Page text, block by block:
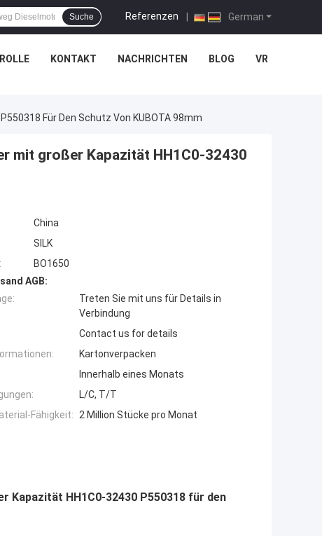
German
Referenzen |
Suche
KONTAKT NACHRICHTEN BLOG VR
Für Den Schutz Von KUBOTA 98mm
mit großer Kapazität HH1C0-32430
China
SILK
BO1650
AGB:
Treten Sie mit uns für Details in
Verbindung
Contact us for details
Kartonverpacken
Innerhalb eines Monats
L/C, T/T
Fähigkeit: 2 Million Stücke pro Monat
HH1C0-32430 P550318 für den